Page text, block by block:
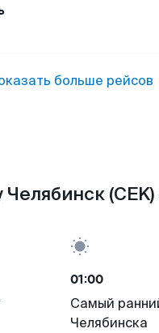
больше рейсов
01:00
Самый
Челябинска